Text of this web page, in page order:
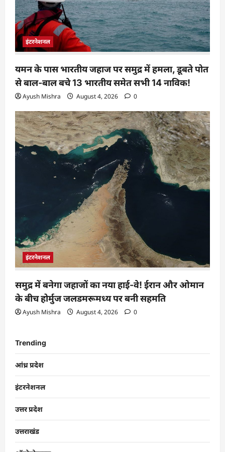
इंटरनेशनल
यमन के पास भारतीय जहाज पर समुद्र में हमला, डूबते पोत
से बाल-बाल बचे 13 भारतीय समेत सभी 14 नाविक!
Ayush Mishra August 4, 2026 0
इंटरनेशनल
समुद्र में बनेगा जहाजों का नया हाई-वे! ईरान और ओमान
के बीच होर्मुज जलडमरूमध्य पर बनी सहमति
Ayush Mishra August 4, 2026 0
Trending
आंध्र प्रदेश
इंटरनेशनल
उत्तर प्रदेश
उत्तराखंड